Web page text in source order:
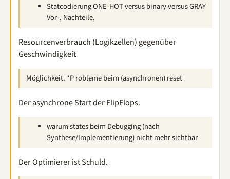
Statcodierung ONE-HOT versus binary versus GRAY
Vor-, Nachteile,
Resourcenverbrauch (Logikzellen) gegenüber
Geschwindigkeit
Möglichkeit. *P robleme beim (asynchronen) reset
Der asynchrone Start der FlipFlops.
warum states beim Debugging (nach
Synthese/Implementierung) nicht mehr sichtbar
Der Optimierer ist Schuld.